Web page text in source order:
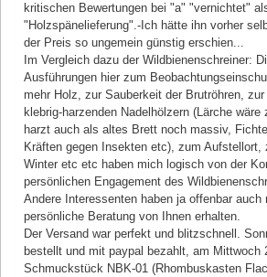
kritischen Bewertungen bei "a" "vernichtet"
"Holzspänelieferung".-Ich hätte ihn vorher
der Preis so ungemein günstig erschien...
Im Vergleich dazu der Wildbienenschreiner:
Ausführungen hier zum
mehr Holz, zur Sauberkeit der Brutröhren,
klebrig-harzenden Nadelhölzern (Lärche
harzt auch als altes Brett noch massiv,
Kräften gegen Insekten etc), zum Aufstellort,
Winter etc etc haben mich logisch von der
persönlichen Engagement des
Andere Interessenten haben ja offenbar
persönliche Beratung von Ihnen erhalten.
Der Versand war perfekt und blitzschnell.
bestellt und mit paypal bezahlt, am Mittwoch
Schmuckstück NBK-01 (Rhombuskasten